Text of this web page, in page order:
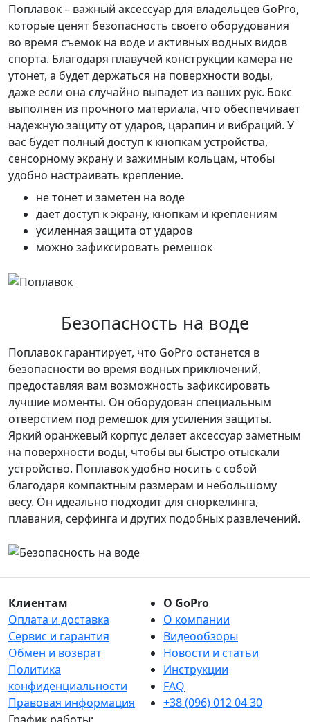
Поплавок – важный аксессуар для владельцев GoPro,
которые ценят безопасность своего оборудования
во время съемок на воде и активных водных видов
спорта. Благодаря плавучей конструкции камера не
утонет, а будет держаться на поверхности воды,
даже если она случайно выпадет из ваших рук. Бокс
выполнен из прочного материала, что обеспечивает
надежную защиту от ударов, царапин и вибраций. У
вас будет полный доступ к кнопкам устройства,
сенсорному экрану и зажимным кольцам, чтобы
удобно настраивать крепление.
не тонет и заметен на воде
дает доступ к экрану, кнопкам и креплениям
усиленная защита от ударов
можно зафиксировать ремешок
Безопасность на воде
Поплавок гарантирует, что GoPro останется в
безопасности во время водных приключений,
предоставляя вам возможность зафиксировать
лучшие моменты. Он оборудован специальным
отверстием под ремешок для усиления защиты.
Яркий оранжевый корпус делает аксессуар заметным
на поверхности воды, чтобы вы быстро отыскали
устройство. Поплавок удобно носить с собой
благодаря компактным размерам и небольшому
весу. Он идеально подходит для сноркелинга,
плавания, серфинга и других подобных развлечений.
Клиентам
Оплата и доставка
Сервис и гарантия
Обмен и возврат
Политика
конфиденциальности
Правовая информация
О GoPro
О компании
Видеообзоры
Новости и статьи
Инструкции
FAQ
+38 (096) 012 04 30